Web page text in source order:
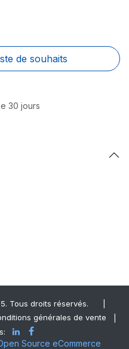
de souhaits
30 jours
Tous droits réservés.
générales de vente
Source eCommerce